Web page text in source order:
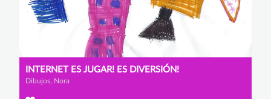
INTERNET ES JUGAR! ES DIVERSIÓN!
Dibujos, Nora